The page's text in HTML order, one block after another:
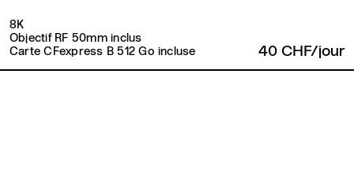
8K
Objectif RF 50mm inclus
Carte CFexpress B 512 Go incluse
40 CHF/jour
Retour en haut de page